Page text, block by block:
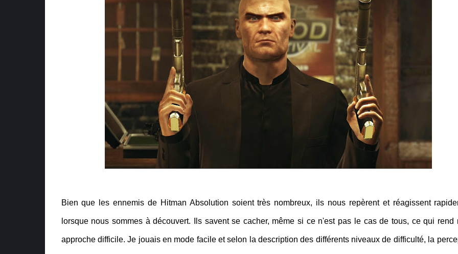
Bien que les ennemis de Hitman Absolution soient très nombreux, ils nous repèrent et réagissent
lorsque nous sommes à découvert. Ils savent se cacher, même si ce n'est pas le cas de tous, ce qui rend
approche difficile. Je jouais en mode facile et selon la description des différents niveaux de difficulté, la